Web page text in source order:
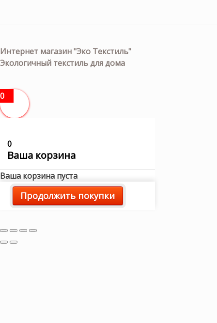
Интернет магазин "Эко Текстиль"
Экологичный текстиль для дома
0
0
Ваша корзина
Ваша корзина пуста
Продолжить покупки